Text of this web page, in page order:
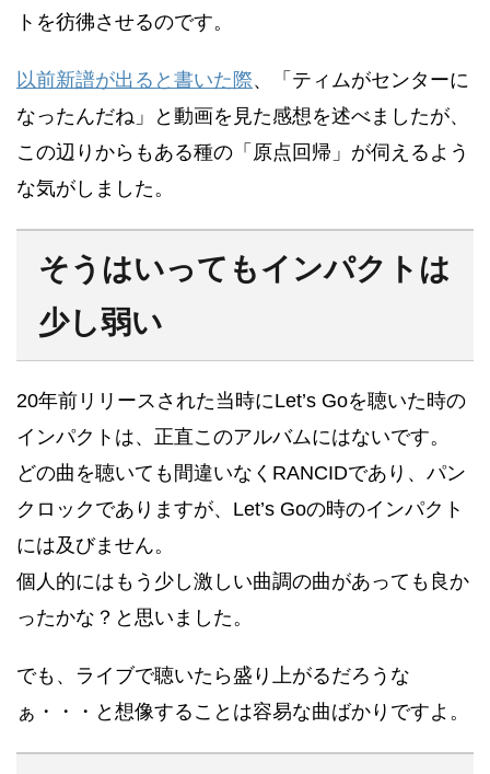
トを彷彿させるのです。
以前新譜が出ると書いた際、「ティムがセンターに
なったんだね」と動画を見た感想を述べましたが、
この辺りからもある種の「原点回帰」が伺えるよう
な気がしました。
そうはいってもインパクトは
少し弱い
20年前リリースされた当時にLet’s Goを聴いた時の
インパクトは、正直このアルバムにはないです。
どの曲を聴いても間違いなくRANCIDであり、パン
クロックでありますが、Let’s Goの時のインパクト
には及びません。
個人的にはもう少し激しい曲調の曲があっても良か
ったかな？と思いました。
でも、ライブで聴いたら盛り上がるだろうな
ぁ・・・と想像することは容易な曲ばかりですよ。